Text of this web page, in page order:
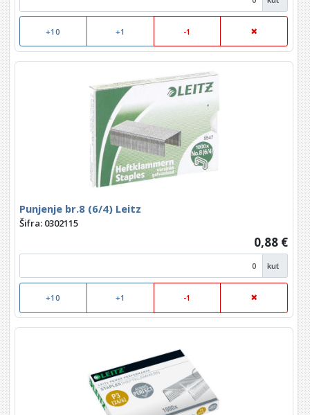
+10 +1 -1
Punjenje br.8 (6/4) Leitz
Šifra: 0302115
0,88 €
kut
+10 +1 -1